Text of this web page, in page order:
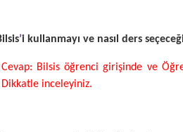
’i kullanmayı ve nasıl ders
Cevap: Bilsis öğrenci girişinde ve
Dikkatle inceleyiniz.